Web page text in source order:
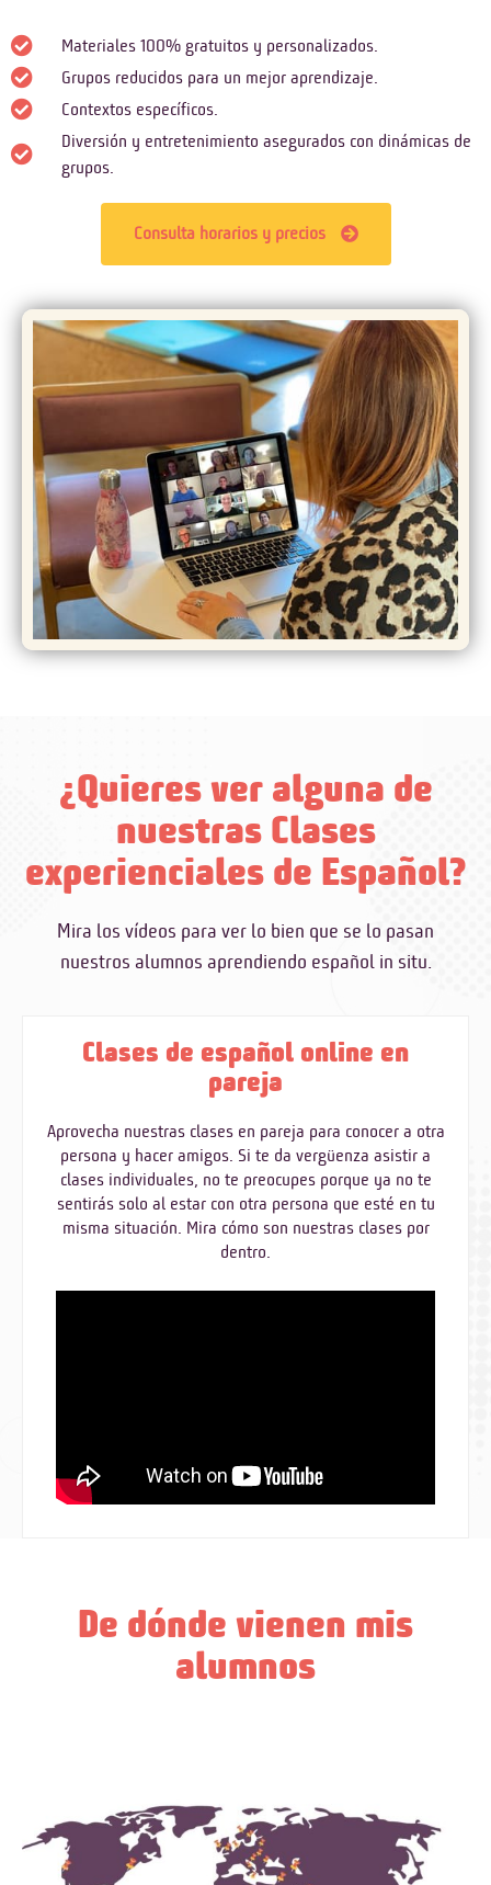
Materiales 100% gratuitos y personalizados.
Grupos reducidos para un mejor aprendizaje.
Contextos específicos.
Diversión y entretenimiento asegurados con dinámicas de
grupos.
Consulta horarios y precios
¿Quieres ver alguna de
nuestras Clases
experienciales de Español?
Mira los vídeos para ver lo bien que se lo pasan
nuestros alumnos aprendiendo español in situ.
Clases de español online en
pareja
Aprovecha nuestras clases en pareja para conocer a otra
persona y hacer amigos. Si te da vergüenza asistir a
clases individuales, no te preocupes porque ya no te
sentirás solo al estar con otra persona que esté en tu
misma situación. Mira cómo son nuestras clases por
dentro.
De dónde vienen mis
alumnos